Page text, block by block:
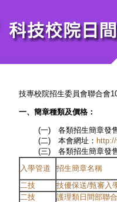
技專校院招生委員會聯合會
一、簡章種類及價格：
(一)
各類招生簡章發
(二)
本會網址：
(三)
各類招生簡章發
入學管道
招生簡章名稱
二技
技優保送/甄審入
二技
護理類日間部聯